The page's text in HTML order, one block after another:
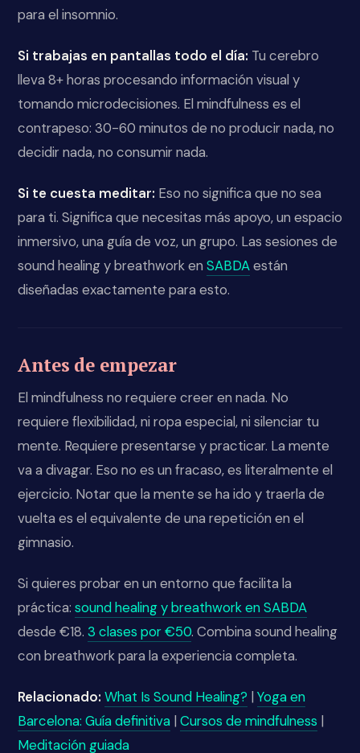
para el insomnio.
Si trabajas en pantallas todo el día: Tu cerebro
lleva 8+ horas procesando información visual y
tomando microdecisiones. El mindfulness es el
contrapeso: 30-60 minutos de no producir nada, no
decidir nada, no consumir nada.
Si te cuesta meditar: Eso no significa que no sea
para ti. Significa que necesitas más apoyo, un espacio
inmersivo, una guía de voz, un grupo. Las sesiones de
sound healing y breathwork en SABDAestán
diseñadas exactamente para esto.
Antes de empezar
El mindfulness no requiere creer en nada. No
requiere flexibilidad, ni ropa especial, ni silenciar tu
mente. Requiere presentarse y practicar. La mente
va a divagar. Eso no es un fracaso, es literalmente el
ejercicio. Notar que la mente se ha ido y traerla de
vuelta es el equivalente de una repetición en el
gimnasio.
Si quieres probar en un entorno que facilita la
práctica: sound healing y breathwork en SABDA
desde €18. 3 clases por €50. Combina sound healing
con breathwork para la experiencia completa.
Relacionado: What Is Sound Healing? | Yoga en
Barcelona: Guía definitiva | Cursos de mindfulness |
Meditación guiada